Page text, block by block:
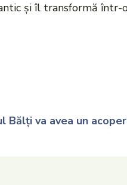
și îl transformă într-
va avea un